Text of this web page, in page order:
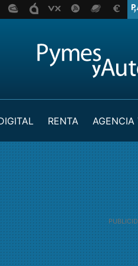
RENTA AGENCIA